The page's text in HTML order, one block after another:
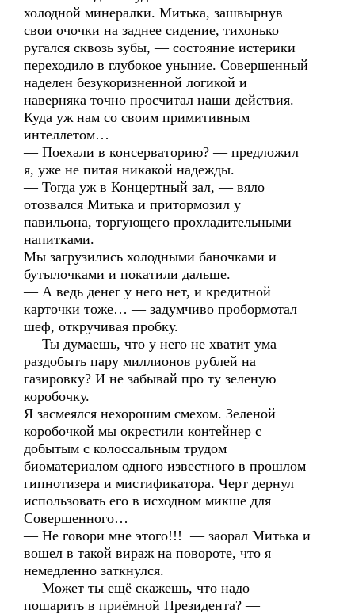
холодной минералки. Митька, зашвырнув
свои очочки на заднее сидение, тихонько
ругался сквозь зубы, — состояние истерики
переходило в глубокое уныние. Совершенный
наделен безукоризненной логикой и
наверняка точно просчитал наши действия.
Куда уж нам со своим примитивным
интеллетом…
— Поехали в консерваторию? — предложил
я, уже не питая никакой надежды.
— Тогда уж в Концертный зал, — вяло
отозвался Митька и притормозил у
павильона, торгующего прохладительными
напитками.
Мы загрузились холодными баночками и
бутылочками и покатили дальше.
— А ведь денег у него нет, и кредитной
карточки тоже… — задумчиво пробормотал
шеф, откручивая пробку.
— Ты думаешь, что у него не хватит ума
раздобыть пару миллионов рублей на
газировку? И не забывай про ту зеленую
коробочку.
Я засмеялся нехорошим смехом. Зеленой
коробочкой мы окрестили контейнер с
добытым с колоссальным трудом
биоматериалом одного известного в прошлом
гипнотизера и мистификатора. Черт дернул
использовать его в исходном микше для
Совершенного…
— Не говори мне этого!!! — заорал Митька и
вошел в такой вираж на повороте, что я
немедленно заткнулся.
— Может ты ещё скажешь, что надо
пошарить в приёмной Президента? —